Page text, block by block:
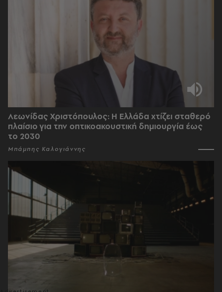
Λεωνίδας Χριστόπουλος: Η Ελλάδα χτίζει σταθερό
πλαίσιο για την οπτικοακουστική δημιουργία έως
το 2030
Μπάμπης Καλογιάννης